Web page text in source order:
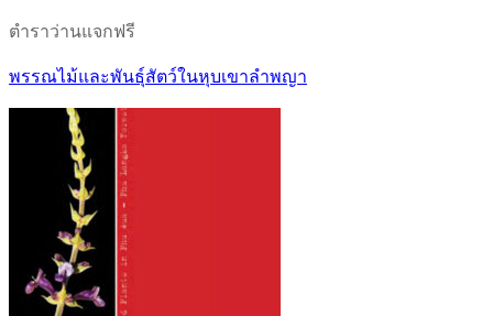
ตำราว่านแจกฟรี
พรรณไม้และพันธุ์สัตว์ในหุบเขาลำพญา